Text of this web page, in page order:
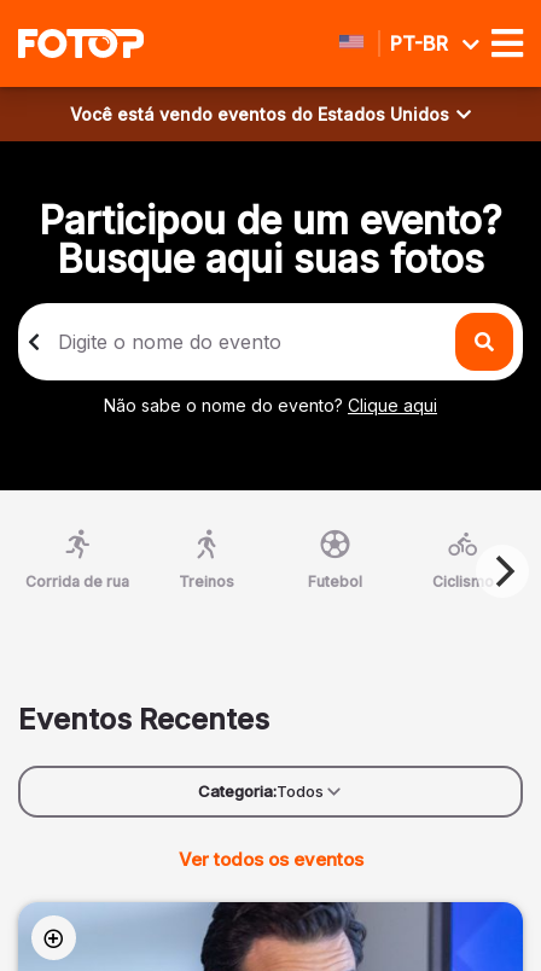
PT-BR
Você está vendo eventos do Estados Unidos
Participou de um evento?
Busque aqui suas fotos
Não sabe o nome do evento? Clique aqui
Corrida de rua Treinos Futebol Ciclismo
Eventos Recentes
Categoria:Todos
Ver todos os eventos